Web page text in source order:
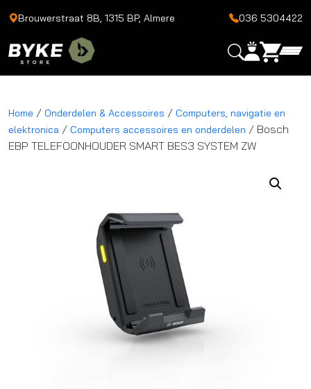
Brouwerstraat 8B, 1315 BP, Almere 036 5304422
Home / Onderdelen & Accessoires / Computers, navigatie en
elektronica / Computers accessoires en onderdelen / Bosch
EBP TELEFOONHOUDER SMART BES3 SYSTEM ZW